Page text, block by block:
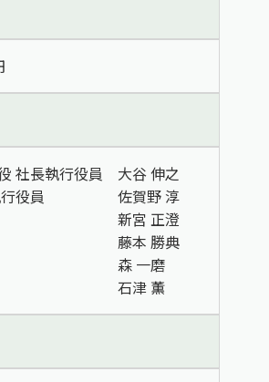
社長執行役員 大谷 伸之
執行役員 佐賀野 淳
新宮 正澄
藤本 勝典
役 森 一磨
役 石津 薫